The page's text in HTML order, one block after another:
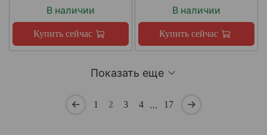
В наличии
Купить сейчас
В наличии
Купить сейчас
Показать еще
1 2 3 4 … 17